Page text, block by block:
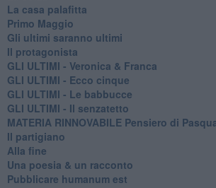
La casa palafitta
Primo Maggio
Gli ultimi saranno ultimi
Il protagonista
GLI ULTIMI - Veronica & Franca
GLI ULTIMI - Ecco cinque
GLI ULTIMI - Le babbucce
GLI ULTIMI - Il senzatetto
MATERIA RINNOVABILE Pensiero di
Il partigiano
Alla fine
Una poesia & un racconto
Pubblicare humanum est